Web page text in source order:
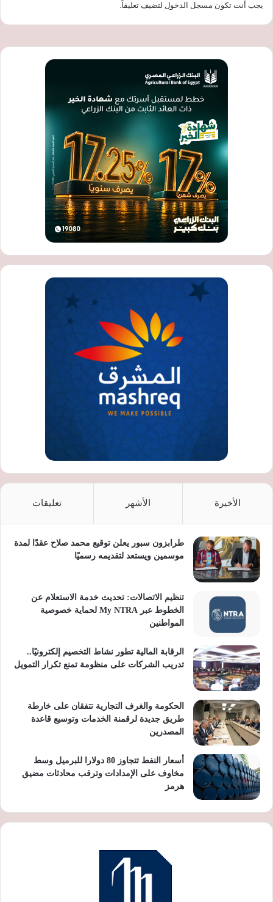
يجب أنت تكون مسجل الدخول لتضيف تعليقاً.
الأخيرة الأشهر تعليقات
طرابزون سبور يعلن توقيع محمد صلاح عقدًا لمدة
موسمين ويستعد لتقديمه رسميًا
تنظيم الاتصالات: تحديث خدمة الاستعلام عن
الخطوط عبر My NTRA لحماية خصوصية
المواطنين
الرقابة المالية تطور نشاط التخصيم إلكترونيًا..
تدريب الشركات على منظومة تمنع تكرار التمويل
الحكومة والغرف التجارية تتفقان على خارطة
طريق جديدة لرقمنة الخدمات وتوسيع قاعدة
المصدرين
أسعار النفط تتجاوز 80 دولارا للبرميل وسط
مخاوف على الإمدادات وترقب محادثات مضيق
هرمز